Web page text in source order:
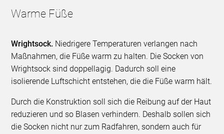
Warme Füße
Wrightsock. Niedrigere Temperaturen verlangen nach
Maßnahmen, die Füße warm zu halten. Die Socken von
Wrightsock sind doppellagig. Dadurch soll eine
isolierende Luftschicht entstehen, die die Füße warm hält.
Durch die Konstruktion soll sich die Reibung auf der Haut
reduzieren und so Blasen verhindern. Deshalb sollen sich
die Socken nicht nur zum Radfahren, sondern auch für